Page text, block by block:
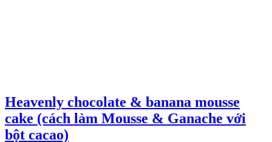
Heavenly chocolate & banana mousse
cake (cách làm Mousse & Ganache với
bột cacao)